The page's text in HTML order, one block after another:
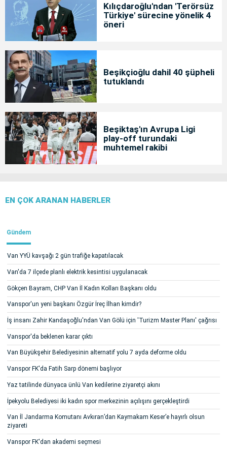
Kılıçdaroğlu'ndan 'Terörsüz
Türkiye' sürecine yönelik 4
öneri
Beşikçioğlu dahil 40 şüpheli
tutuklandı
Beşiktaş'ın Avrupa Ligi
play-off turundaki
muhtemel rakibi
EN ÇOK ARANAN HABERLER
Gündem
Van YYÜ kavşağı 2 gün trafiğe kapatılacak
Van'da 7 ilçede planlı elektrik kesintisi uygulanacak
Gökçen Bayram, CHP Van İl Kadın Kolları Başkanı oldu
Vanspor'un yeni başkanı Özgür İreç İlhan kimdir?
İş insanı Zahir Kandaşoğlu'ndan Van Gölü için 'Turizm Master Planı' çağrısı
Vanspor'da beklenen karar çıktı
Van Büyükşehir Belediyesinin alternatif yolu 7 ayda deforme oldu
Vanspor FK'da Fatih Sarp dönemi başlıyor
Yaz tatilinde dünyaca ünlü Van kedilerine ziyaretçi akını
İpekyolu Belediyesi iki kadın spor merkezinin açılışını gerçekleştirdi
Van İl Jandarma Komutanı Avkıran’dan Kaymakam Keser’e hayırlı olsun
ziyareti
Vanspor FK'dan akademi seçmesi